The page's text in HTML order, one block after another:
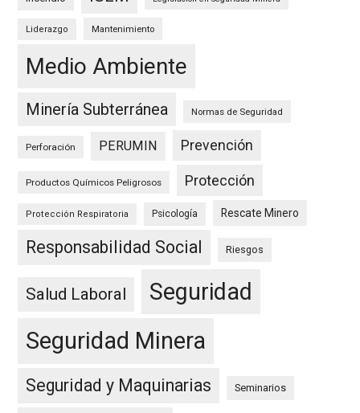
Liderazgo Mantenimiento
Medio Ambiente
Minería Subterránea Normas de Seguridad
Perforación PERUMIN Prevención
Productos Químicos Peligrosos Protección
Protección Respiratoria Psicología Rescate Minero
Responsabilidad Social Riesgos
Salud Laboral
Seguridad
Seguridad Minera
Seguridad y Maquinarias Seminarios